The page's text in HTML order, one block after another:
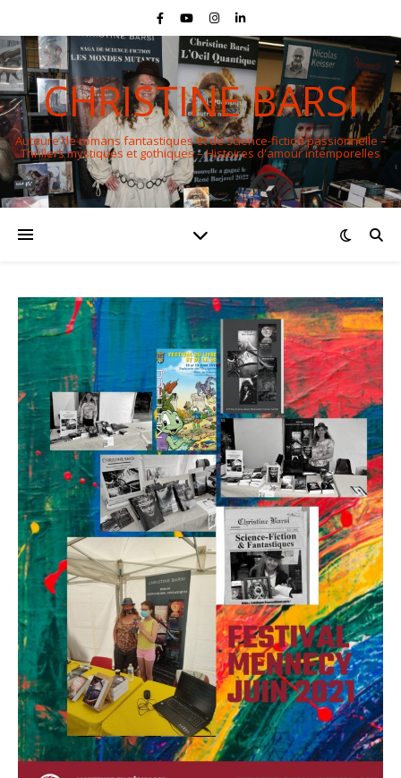
CHRISTINE BARSI
Auteure de romans fantastiques et de science-fiction passionnelle –
Thrillers mystiques et gothiques – Histoires d'amour intemporelles